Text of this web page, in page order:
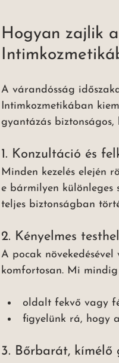
Hogyan zajlik
A várandósság
Intimkozmetikában
gyantázás biztonságos,
1. Konzultáció és
Minden kezelés elején
e bármilyen különleges
teljes biztonságban
2. Kényelmes
A pocak
komfortosan. Mi
oldalt fekvő vagy
figyelünk rá, hogy
3. Bőrbarát,